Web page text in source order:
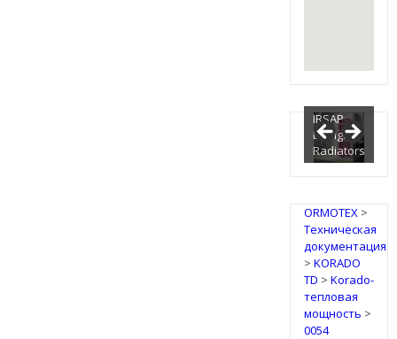
IRSAP
Design
Radiators
ORMOTEX>
Техническая
документация
> KORADO
TD > Korado-
тепловая
мощность >
0054